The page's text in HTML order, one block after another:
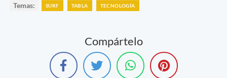
Temas: SURF TABLA TECNOLOGÍA
Compártelo